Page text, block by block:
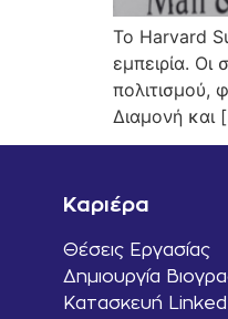
Το Harvard
εμπειρία.
πολιτισμού,
Διαμονή και
Καριέρα
Θέσεις Εργασίας
Δημιουργία
Κατασκευή